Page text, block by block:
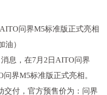
问界M5标准版正式亮相
油）
息，在7月2日AITO问界
界M5标准版正式亮相。
交付，官方预售价为：问界